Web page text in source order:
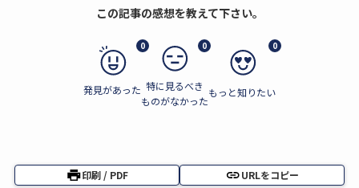
この記事の感想を教えて下さい。
0
発見があった
0
特に見るべき
ものがなかった
0
もっと知りたい
印刷 / PDF URLをコピー